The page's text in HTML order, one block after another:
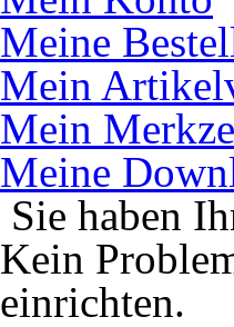
Meine
Mein
Mein
Meine
Sie haben
Kein
einrichten.